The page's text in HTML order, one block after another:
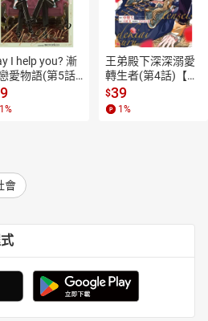
聯的傑出史學家……她以列寧的回國之
和布爾什維克對政府施加的壓力。——
克領袖和其繼承人所否認、規避和
七年四月離開蘇黎世的一列火車。
世界。——蒙蒂菲奧里，《倫敦旗幟晚
的作品。——《文學評論》
I help you? 漸
愛物語(第5話)
子書】
1 %
王弟殿下深深溺愛
轉生者(第4話)【電
子書】
$39
1 %
會